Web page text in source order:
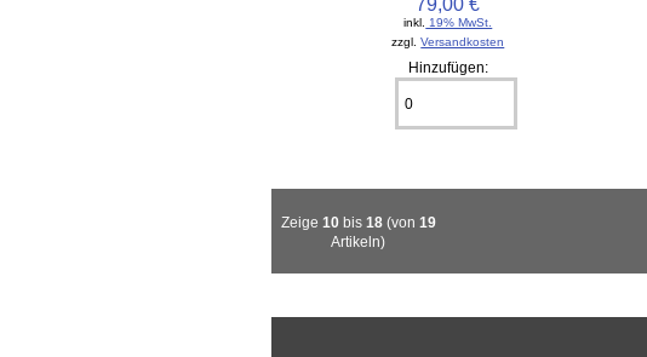
inkl.
19% MwSt.
zzgl.Versandkosten
Hinzufügen:
Zeige 10bis 18(von 19
Artikeln)